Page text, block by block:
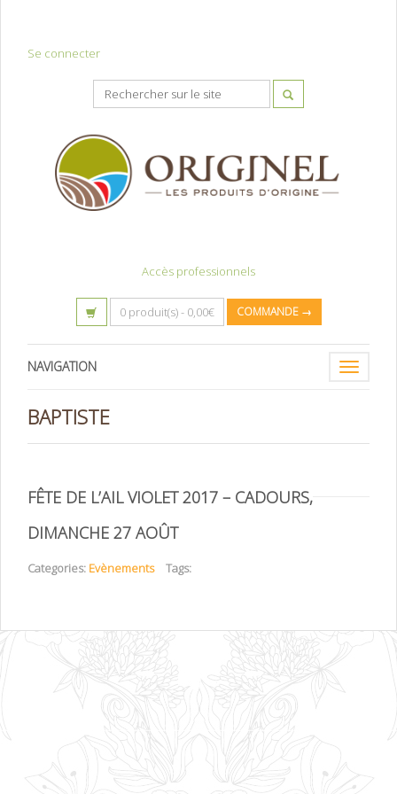
Se connecter
Accès professionnels
0 produit(s) - 0,00€ COMMANDE →
Toggle
NAVIGATION
BAPTISTE
FÊTE DE L’AIL VIOLET 2017 – CADOURS,
DIMANCHE 27 AOÛT
Categories: Evènements Tags: